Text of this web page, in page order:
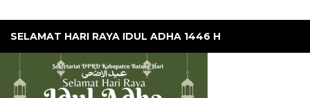
SELAMAT HARI RAYA IDUL ADHA 1446 H